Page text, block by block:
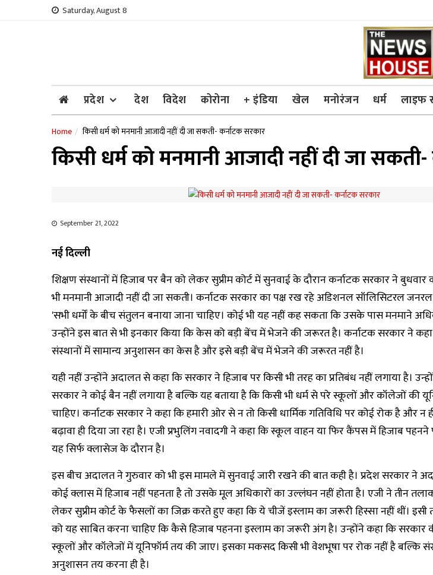
Saturday, August 8
प्रदेश देश विदेश कोरोना + इंडिया खेल मनोरंजन धर्म लाइफ
Home किसी धर्म को मनमानी आजादी नहीं दी जा सकती- कर्नाटक सरकार
किसी धर्म को मनमानी आजादी नहीं दी जा
September 21, 2022
नई दिल्ली
शिक्षण संस्थानों में हिजाब पर बैन को लेकर सुप्रीम कोर्ट में सुनवाई के दौरान कर्नाटक सरकार ने बुधवार
भी मनमानी आजादी नहीं दी जा सकती। कर्नाटक सरकार का पक्ष रख रहे अडिशनल सॉलिसिटरल
'सभी धर्मों के बीच संतुलन बनाया जाना चाहिए। कोई भी यह नहीं कह सकता कि उसके पास मनमाने
उन्होंने इस बात से भी इनकार किया कि केस को बड़ी बेंच में भेजने की जरूरत है। कर्नाटक सरकार ने
संस्थानों में सामान्य अनुशासन का केस है और इसे बड़ी बेंच में भेजने की जरूरत नहीं है।
यही नहीं उन्होंने अदालत से कहा कि सरकार ने हिजाब पर किसी भी तरह का प्रतिबंध नहीं लगाया है।
सरकार ने कोई बैन नहीं लगाया है बल्कि यह बताया है कि किसी भी धर्म से परे स्कूलों और कॉलेजों की
चाहिए। कर्नाटक सरकार ने कहा कि हमारी ओर से न तो किसी धार्मिक गतिविधि पर कोई रोक है और
बढ़ावा ही दिया जा रहा है। एजी प्रभुलिंग नवादगी ने कहा कि स्कूल वाहन या फिर कैंपस में हिजाब पहनने
यह सिर्फ क्लासेज के दौरान है।
इस बीच अदालत ने गुरुवार को भी इस मामले में सुनवाई जारी रखने की बात कही है। प्रदेश सरकार ने
कोई क्लास में हिजाब नहीं पहनता है तो उसके मूल अधिकारों का उल्लंघन नहीं होता है। एजी ने तीन
लेकर सुप्रीम कोर्ट के फैसलों का जिक्र करते हुए कहा कि ये चीजें इस्लाम का जरूरी हिस्सा नहीं थीं। इसी
को यह साबित करना चाहिए कि कैसे हिजाब पहनना इस्लाम का जरूरी अंग है। उन्होंने कहा कि सरकार
स्कूलों और कॉलेजों में यूनिफॉर्म तय की जाए। इसका मकसद किसी भी वेशभूषा पर रोक नहीं है बल्कि
अनुशासन तय करना ही है।